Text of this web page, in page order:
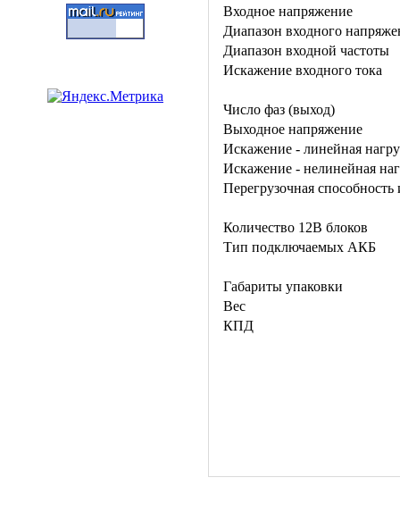
Входное напряжение
Диапазон входного
Диапазон входной частоты
Искажение входного тока
Число фаз (выход)
Выходное напряжение
Искажение - линейная
Искажение - нелинейная
Перегрузочная способность
Количество 12В блоков
Тип подключаемых АКБ
Габариты упаковки
Вес
КПД